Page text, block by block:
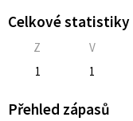
Celkové statistiky
Z V
1
1
Přehled zápasů